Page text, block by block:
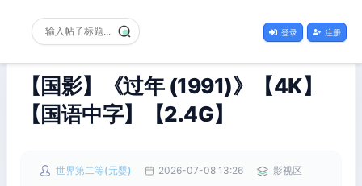
登录 注册
【国影】《过年 (1991)》【4K】
【国语中字】【2.4G】
世界第二等(元婴) 2026-07-08 13:26
影视区